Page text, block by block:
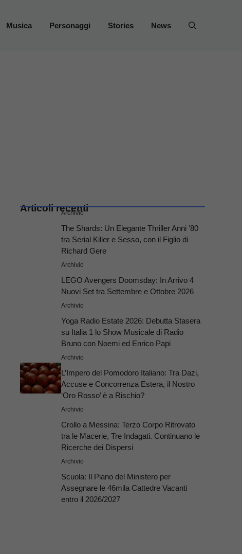
Musica Personaggi Stories News
Articoli recenti
Archivio
The Shards: Un Elegante Thriller Anni ’80
tra Serial Killer e Sesso, con il Figlio di
Richard Gere
Archivio
LEGO Avengers Doomsday: In Arrivo 4
Nuovi Set tra Settembre e Ottobre 2026
Archivio
Yoga Radio Estate 2026: Debutta Stasera
su Italia 1 lo Show Musicale di Radio
Bruno con Noemi ed Enrico Papi
Archivio
L’Impero del Pomodoro Italiano: Tra Dazi,
Accuse e Concorrenza Estera, il Nostro
‘Oro Rosso’ è a Rischio?
Archivio
Crollo a Messina: Terzo Corpo Ritrovato
tra le Macerie, Tre Indagati. Continuano le
Ricerche dei Dispersi
Archivio
Scuola: Il Piano del Ministero per
Assegnare le 46mila Cattedre Vacanti
entro il 2026/2027